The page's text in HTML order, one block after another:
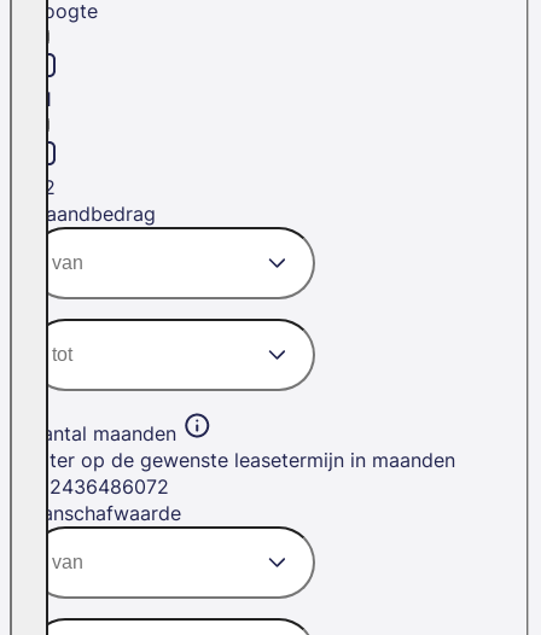
Hoogte
H1
H2
Maandbedrag
Aantal maanden
Filter op de gewenste leasetermijn in maanden
2436486072
Aanschafwaarde